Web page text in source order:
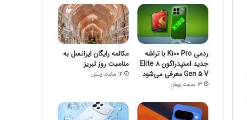
ردمی K100 Pro با تراشه
جدید اسنپدراگون 8 Elite
Gen 5 V معرفی می‌شود
13 ساعت پیش
مکالمه رایگان ایرانسل به
مناسبت روز تبریز
14 ساعت پیش